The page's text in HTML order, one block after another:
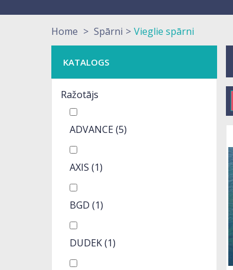
Home > Spārni > Vieglie spārni
KATALOGS
Ražotājs
ADVANCE(5)
AXIS (1)
BGD (1)
DUDEK(1)